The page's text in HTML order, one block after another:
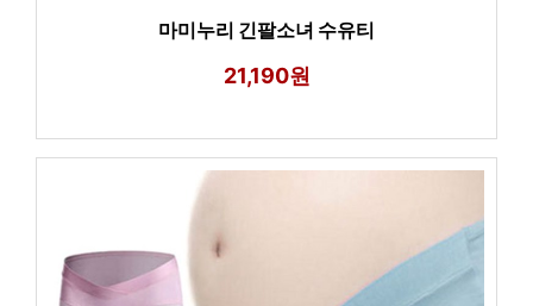
마미누리 긴팔소녀 수유티
21,190원